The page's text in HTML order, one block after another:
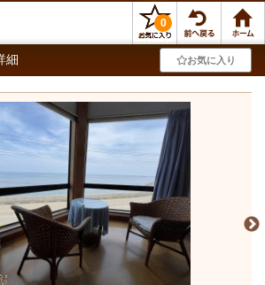
0
細 お気に入り